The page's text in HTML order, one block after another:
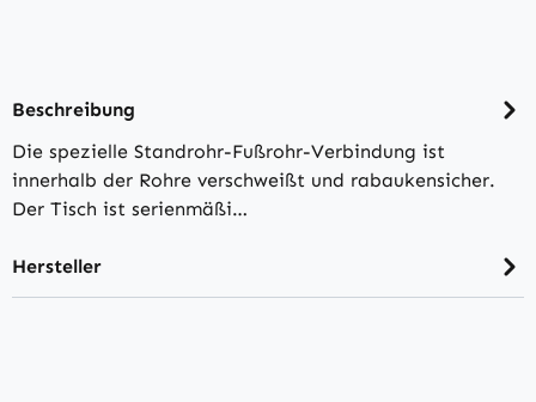
Beschreibung
Die spezielle Standrohr-Fußrohr-Verbindung ist
innerhalb der Rohre verschweißt und rabaukensicher.
Der Tisch ist serienmäßi…
Hersteller